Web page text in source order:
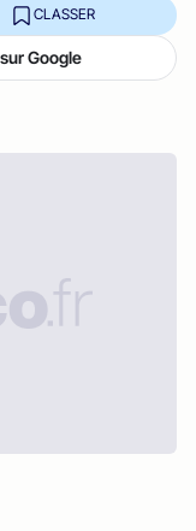
CLASSER
Google